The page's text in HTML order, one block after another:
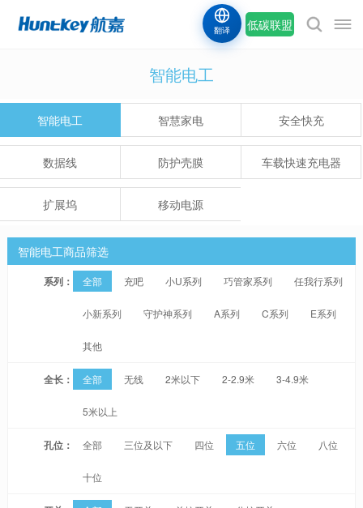
低碳联盟
翻译
智能电工
智能电工 智慧家电 安全快充
数据线 防护壳膜 车载快速充电器
扩展坞 移动电源
智能电工商品筛选
系列： 全部 充吧 小U系列 巧管家系列 任我行系列
小新系列 守护神系列 A系列 C系列 E系列
其他
全长： 全部 无线 2米以下 2-2.9米 3-4.9米
5米以上
孔位： 全部 三位及以下 四位 五位 六位 八位
十位